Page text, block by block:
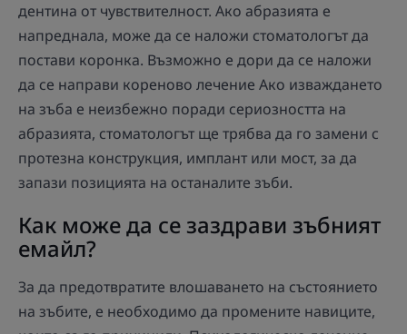
дентина от чувствителност. Ако абразията е
напреднала, може да се наложи стоматологът да
постави коронка. Възможно е дори да се наложи
да се направи кореново лечение Ако изваждането
на зъба е неизбежно поради сериозността на
абразията, стоматологът ще трябва да го замени с
протезна конструкция, имплант или мост, за да
запази позицията на останалите зъби.
Как може да се заздрави зъбният
емайл?
За да предотвратите влошаването на състоянието
на зъбите, е необходимо да промените навиците,